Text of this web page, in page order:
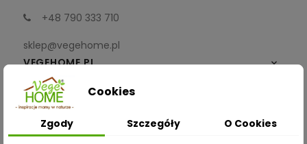
+48 790 333 710
sklep@vegehome.pl
VEGEHOME.PL

INFORMACJE
ZAKUPY
Cookies
Zgody Szczegóły O Cookies